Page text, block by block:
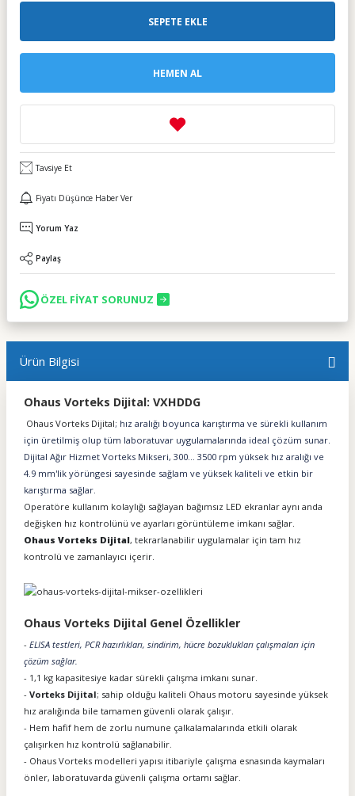
SEPETE EKLE
HEMEN AL
Tavsiye Et
Fiyatı Düşünce Haber Ver
Yorum Yaz
Paylaş
ÖZEL FİYAT SORUNUZ
Ürün Bilgisi
Ohaus Vorteks Dijital: VXHDDG
Ohaus Vorteks Dijital; hız aralığı boyunca karıştırma ve sürekli kullanım
için üretilmiş olup tüm laboratuvar uygulamalarında ideal çözüm sunar.
Dijital Ağır Hizmet Vorteks Mikseri, 300... 3500 rpm yüksek hız aralığı ve
4.9 mm'lik yörüngesi sayesinde sağlam ve yüksek kaliteli ve etkin bir
karıştırma sağlar.
Operatöre kullanım kolaylığı sağlayan bağımsız LED ekranlar aynı anda
değişken hız kontrolünü ve ayarları görüntüleme imkanı sağlar.
Ohaus Vorteks Dijital, tekrarlanabilir uygulamalar için tam hız
kontrolü ve zamanlayıcı içerir.
Ohaus Vorteks Dijital Genel Özellikler
- ELISA testleri, PCR hazırlıkları, sindirim, hücre bozuklukları çalışmaları için
çözüm sağlar.
- 1,1 kg kapasitesiye kadar sürekli çalışma imkanı sunar.
- Vorteks Dijital; sahip olduğu kaliteli Ohaus motoru sayesinde yüksek
hız aralığında bile tamamen güvenli olarak çalışır.
- Hem hafif hem de zorlu numune çalkalamalarında etkili olarak
çalışırken hız kontrolü sağlanabilir.
- Ohaus Vorteks modelleri yapısı itibariyle çalışma esnasında kaymaları
önler, laboratuvarda güvenli çalışma ortamı sağlar.